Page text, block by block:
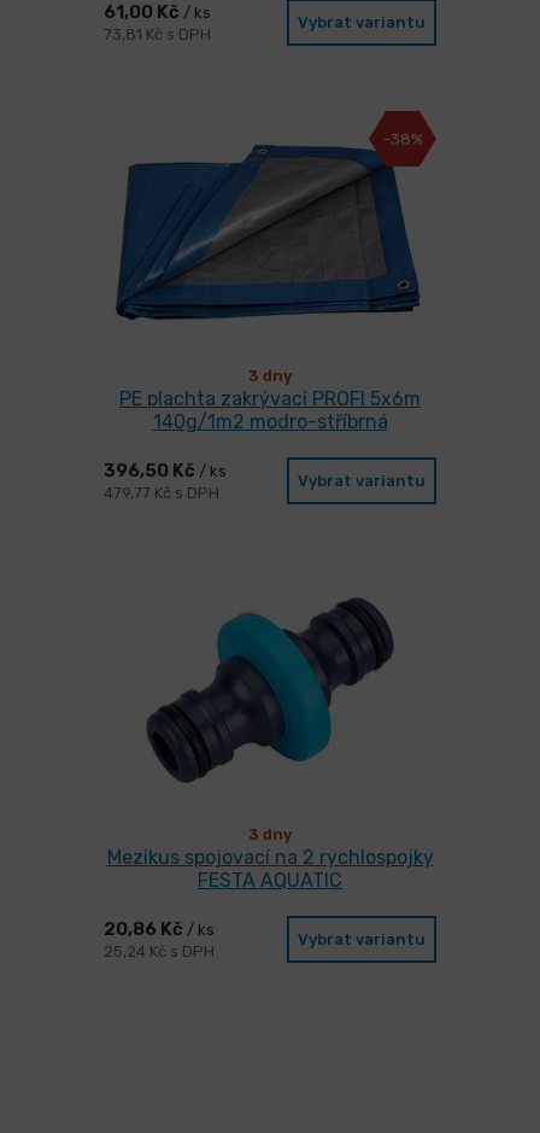
61,00 Kč / ks
73,81 Kč s DPH
Vybrat variantu
-38%
3 dny
PE plachta zakrývací PROFI 5x6m
140g/1m2 modro-stříbrná
396,50 Kč / ks
479,77 Kč s DPH
Vybrat variantu
3 dny
Mezikus spojovací na 2 rychlospojky
FESTA AQUATIC
20,86 Kč / ks
25,24 Kč s DPH
Vybrat variantu